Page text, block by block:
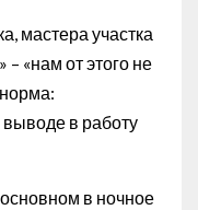
мастера участка
– «нам от этого не
в работу
в ночное